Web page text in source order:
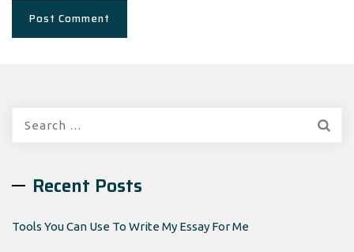
Recent Posts
Tools You Can Use To Write My Essay For Me